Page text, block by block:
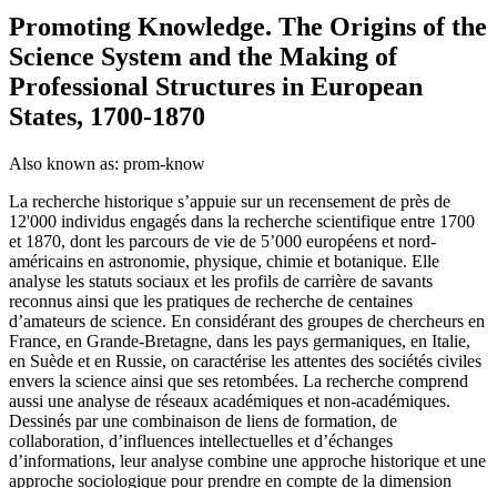
Promoting Knowledge. The Origins of the
Science System and the Making of
Professional Structures in European
States, 1700-1870
Also known as: prom-know
La recherche historique s’appuie sur un recensement de près de
12'000 individus engagés dans la recherche scientifique entre 1700
et 1870, dont les parcours de vie de 5’000 européens et nord-
américains en astronomie, physique, chimie et botanique. Elle
analyse les statuts sociaux et les profils de carrière de savants
reconnus ainsi que les pratiques de recherche de centaines
d’amateurs de science. En considérant des groupes de chercheurs en
France, en Grande-Bretagne, dans les pays germaniques, en Italie,
en Suède et en Russie, on caractérise les attentes des sociétés civiles
envers la science ainsi que ses retombées. La recherche comprend
aussi une analyse de réseaux académiques et non-académiques.
Dessinés par une combinaison de liens de formation, de
collaboration, d’influences intellectuelles et d’échanges
d’informations, leur analyse combine une approche historique et une
approche sociologique pour prendre en compte de la dimension